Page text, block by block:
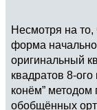
Несмотря на то,
форма
оригинальный
квадратов 8-
конём”
обобщённых